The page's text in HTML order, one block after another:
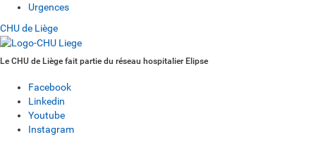
Urgences
CHU de Liège
Le CHU de Liège fait partie du réseau hospitalier Elipse
Facebook
Linkedin
Youtube
Instagram